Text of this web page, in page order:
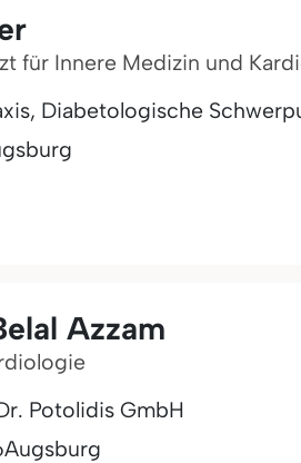
für Innere Medizin und
Diabetologische
Azzam
Potolidis GmbH
Augsburg